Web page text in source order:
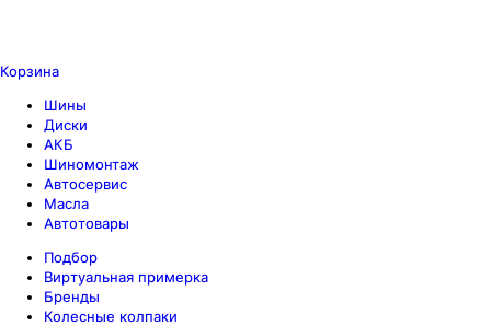
Корзина
Шины
Диски
АКБ
Шиномонтаж
Автосервис
Масла
Автотовары
Подбор
Виртуальная примерка
Бренды
Колесные колпаки